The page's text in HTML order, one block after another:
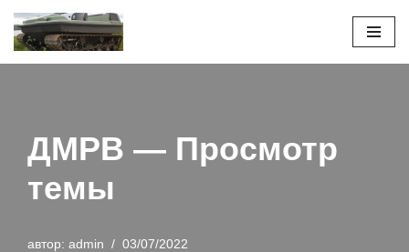
Перейти
ДМРВ — Просмотр
темы
автор: admin 03/07/2022